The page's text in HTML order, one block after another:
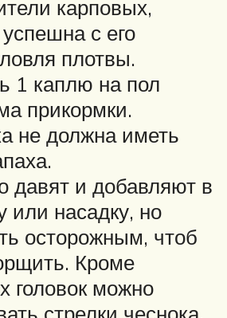
карповых,
с его
плотвы.
1 каплю на пол
прикормки.
не должна иметь
давят и добавляют в
или насадку, но
осторожным, чтоб
Кроме
головок можно